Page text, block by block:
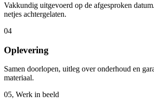
Vakkundig uitgevoerd op de afgesproken
netjes achtergelaten.
04
Oplevering
Samen doorlopen, uitleg over onderhoud en
materiaal.
05, Werk in beeld